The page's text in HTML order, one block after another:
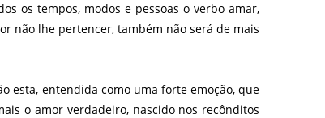
os tempos, modos e pessoas o verbo amar,
não lhe pertencer, também não será de mais
esta, entendida como uma forte emoção, que
o amor verdadeiro, nascido nos recônditos